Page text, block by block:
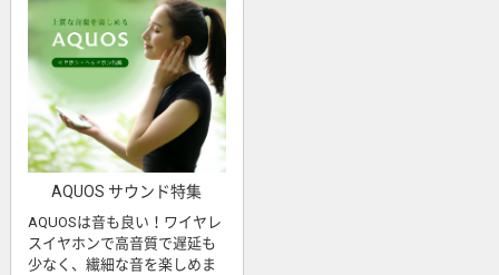
AQUOS サウンド特集
AQUOSは音も良い！ワイヤレ
スイヤホンで高音質で遅延も
少なく、繊細な音を楽しめま